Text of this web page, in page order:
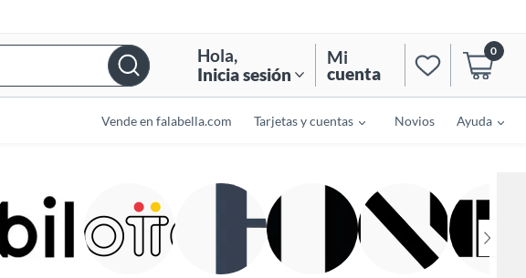
Hola,
Inicia sesión
Mi
cuenta
0
Vende en falabella.com Tarjetas y cuentas Novios Ayuda